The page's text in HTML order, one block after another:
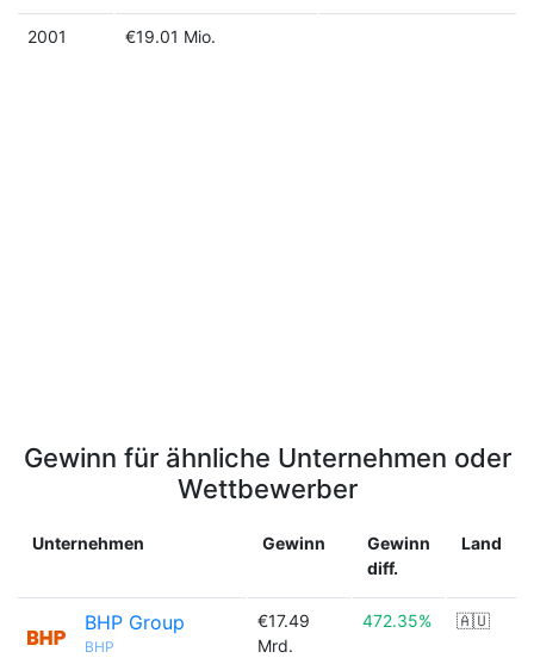
2001 €19.01 Mio.
Gewinn für ähnliche Unternehmen oder
Wettbewerber
Unternehmen Gewinn
Gewinn
diff.
Land
BHP Group
BHP
€17.49
Mrd.
472.35% 🇦🇺